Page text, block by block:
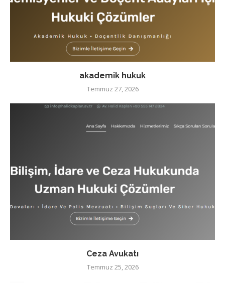
akademik hukuk
Temmuz 27, 2026
Ceza Avukatı
Temmuz 25, 2026